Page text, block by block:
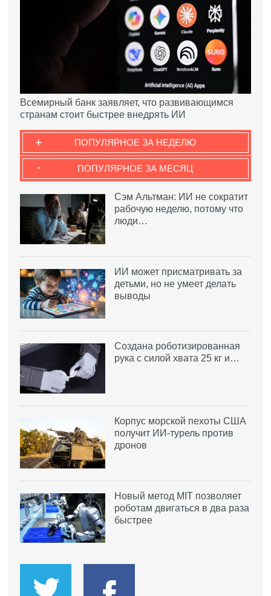
Всемирный банк заявляет, что развивающимся
странам стоит быстрее внедрять ИИ
ПОПУЛЯРНОЕ ЗА НЕДЕЛЮ
+
ПОПУЛЯРНОЕ ЗА МЕСЯЦ
-
Сэм Альтман: ИИ не сократит
рабочую неделю, потому что
люди…
ИИ может присматривать за
детьми, но не умеет делать
выводы
Создана роботизированная
рука с силой хвата 25 кг и…
Корпус морской пехоты США
получит ИИ-турель против
дронов
Новый метод MIT позволяет
роботам двигаться в два раза
быстрее